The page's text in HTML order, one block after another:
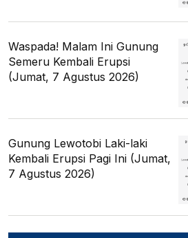
Waspada! Malam Ini Gunung
Semeru Kembali Erupsi
(Jumat, 7 Agustus 2026)
Gunung Lewotobi Laki-laki
Kembali Erupsi Pagi Ini (Jumat,
7 Agustus 2026)